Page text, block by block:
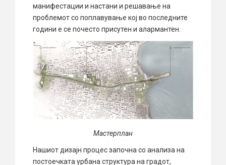
манифестации и настани и решавање на
проблемот со поплавување кој во последните
години е се почесто присутен и алармантен.
Мастерплан
Нашиот дизајн процес започна со анализа на
постоечката урбана структура на градот,